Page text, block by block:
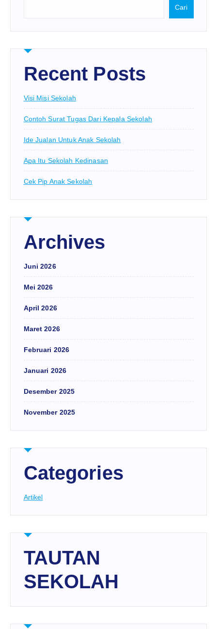
Cari
Recent Posts
Visi Misi Sekolah
Contoh Surat Tugas Dari Kepala Sekolah
Ide Jualan Untuk Anak Sekolah
Apa Itu Sekolah Kedinasan
Cek Pip Anak Sekolah
Archives
Juni 2026
Mei 2026
April 2026
Maret 2026
Februari 2026
Januari 2026
Desember 2025
November 2025
Categories
Artikel
TAUTAN
SEKOLAH